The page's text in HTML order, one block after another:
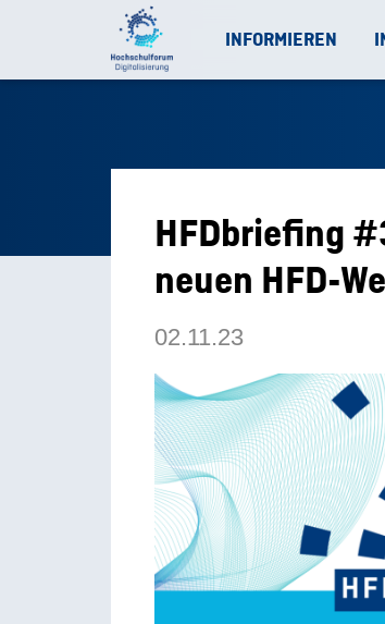
INFORMIEREN
HFDbriefing
neuen HFD-
02.11.23